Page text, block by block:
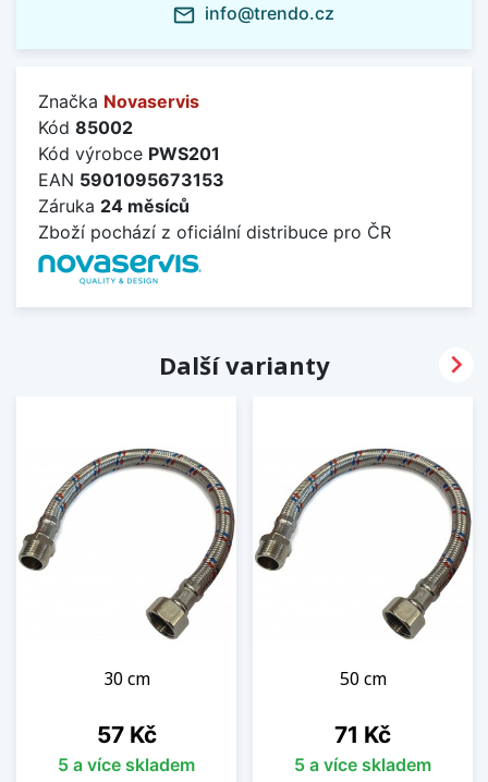
mail_outline info@trendo.cz
Značka Novaservis
Kód 85002
Kód výrobce PWS201
EAN 5901095673153
Záruka 24 měsíců
Zboží pochází z oficiální distribuce pro ČR
Další varianty
30 cm
Cena
57 Kč
5 a více skladem
50 cm
Cena
71 Kč
5 a více skladem
